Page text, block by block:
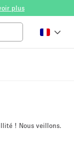
plus
! Nous veillons.